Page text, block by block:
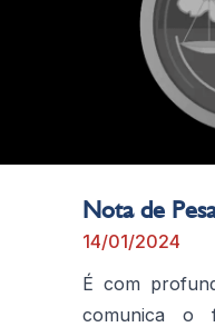
Nota de
14/01/2024
É com
comunica o